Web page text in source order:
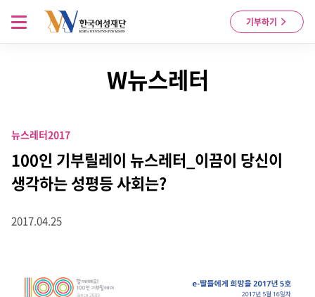
Skip to content
기부하기
메뉴 열기
W뉴스레터
뉴스레터2017
100인 기부릴레이 뉴스레터_이끔이 당신이
생각하는 성평등 사회는?
2017.04.25